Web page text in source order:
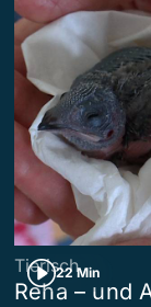
22 Min
Tierisch
Reha – und